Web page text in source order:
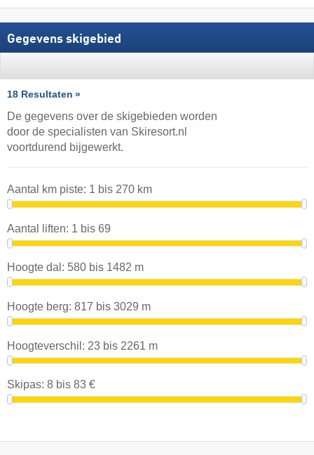
Gegevens skigebied
18 Resultaten
De gegevens over de skigebieden worden
door de specialisten van Skiresort.nl
voortdurend bijgewerkt.
Aantal km piste: 1 bis 270 km
Aantal liften: 1 bis 69
Hoogte dal: 580 bis 1482 m
Hoogte berg: 817 bis 3029 m
Hoogteverschil: 23 bis 2261 m
Skipas: 8 bis 83 €